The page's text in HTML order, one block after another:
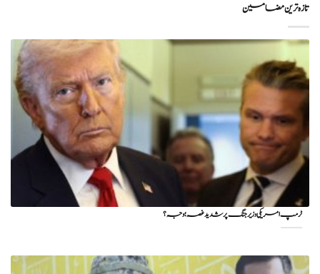
تازہ ترین مضامین
ٹرمپ امریکی وزیر جنگ پر شدید غصہ؛ وجہ ؟